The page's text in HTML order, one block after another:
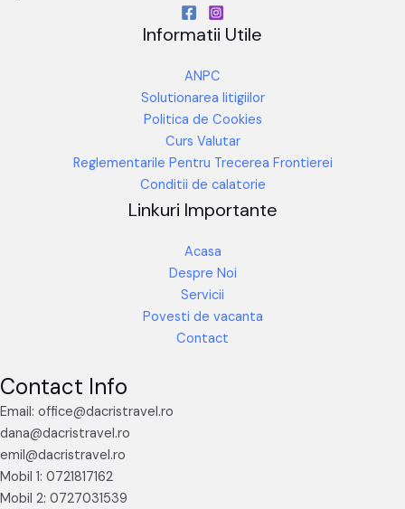
Informatii Utile
ANPC
Solutionarea litigiilor
Politica de Cookies
Curs Valutar
Reglementarile Pentru Trecerea Frontierei
Conditii de calatorie
Linkuri Importante
Acasa
Despre Noi
Servicii
Povesti de vacanta
Contact
Contact Info
Email: office@dacristravel.ro
dana@dacristravel.ro
emil@dacristravel.ro
Mobil 1: 0721817162
Mobil 2: 0727031539